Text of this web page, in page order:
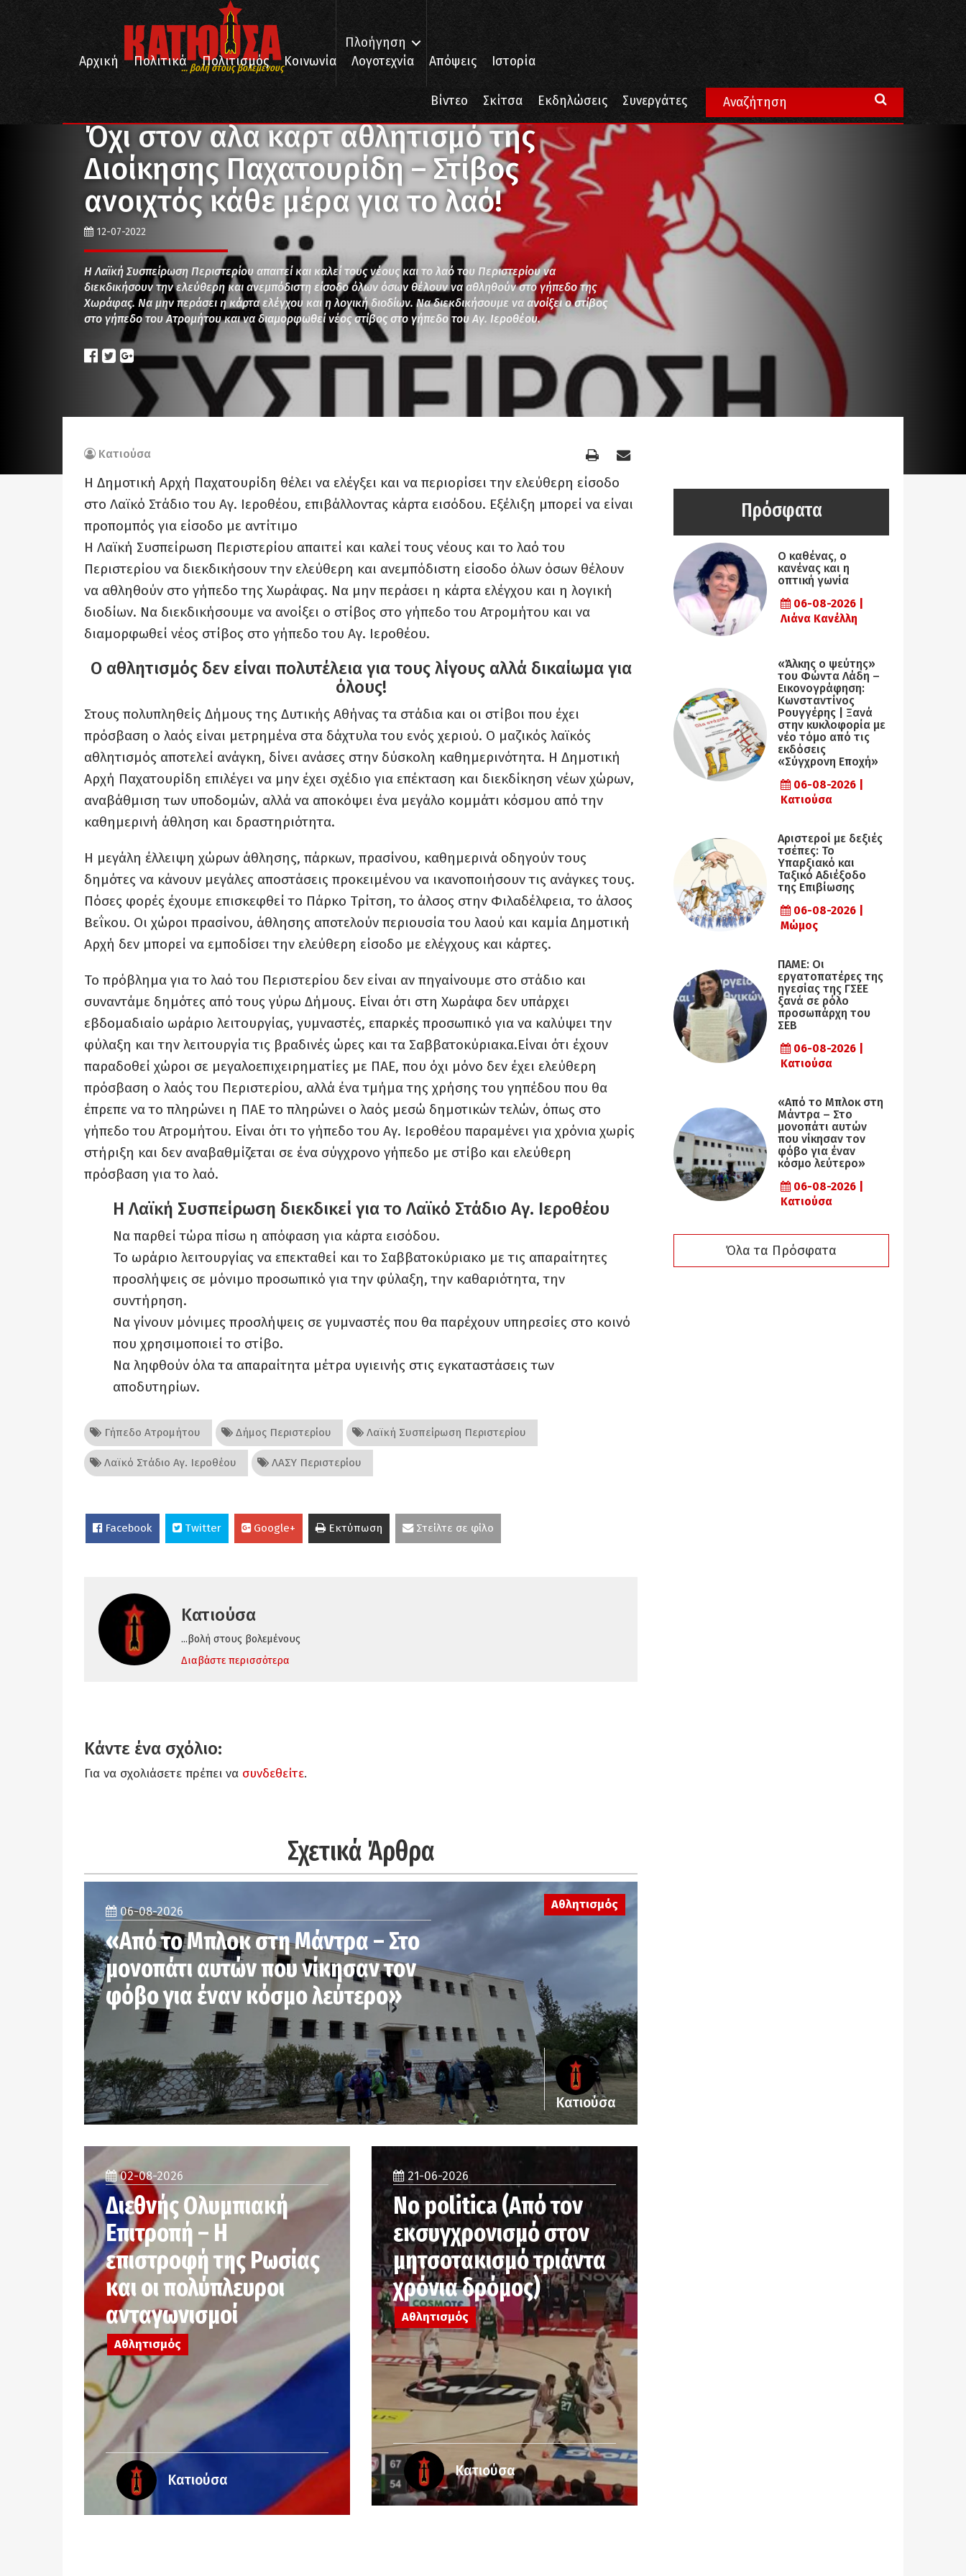
... βολή στους βολεμένους
Πλοήγηση
Αρχική
Πολιτικά Πολιτισμός Κοινωνία Λογοτεχνία Απόψεις Ιστορία
Βίντεο Σκίτσα Εκδηλώσεις Συνεργάτες
Αθλητισμός Όχι στον αλα καρτ αθλητισμό της Διοίκησης Παχατουρίδη – Στίβος ανοιχτός κάθε μέρα για το λαό!
Όχι στον αλα καρτ αθλητισμό της
Διοίκησης Παχατουρίδη – Στίβος
ανοιχτός κάθε μέρα για το λαό!
12-07-2022
Η Λαϊκή Συσπείρωση Περιστερίου απαιτεί και καλεί τους νέους και το λαό του Περιστερίου να
διεκδικήσουν την ελεύθερη και ανεμπόδιστη είσοδο όλων όσων θέλουν να αθληθούν στο γήπεδο της
Χωράφας. Να μην περάσει η κάρτα ελέγχου και η λογική διοδίων. Να διεκδικήσουμε να ανοίξει ο στίβος
στο γήπεδο του Ατρομήτου και να διαμορφωθεί νέος στίβος στο γήπεδο του Αγ. Ιεροθέου.
Κατιούσα
H Δημοτική Αρχή Παχατουρίδη θέλει να ελέγξει και να περιορίσει την ελεύθερη είσοδο
στο Λαϊκό Στάδιο του Αγ. Ιεροθέου, επιβάλλοντας κάρτα εισόδου. Εξέλιξη μπορεί να είναι
προπομπός για είσοδο με αντίτιμο
Η Λαϊκή Συσπείρωση Περιστερίου απαιτεί και καλεί τους νέους και το λαό του
Περιστερίου να διεκδικήσουν την ελεύθερη και ανεμπόδιστη είσοδο όλων όσων θέλουν
να αθληθούν στο γήπεδο της Χωράφας. Να μην περάσει η κάρτα ελέγχου και η λογική
διοδίων. Να διεκδικήσουμε να ανοίξει ο στίβος στο γήπεδο του Ατρομήτου και να
διαμορφωθεί νέος στίβος στο γήπεδο του Αγ. Ιεροθέου.
Ο αθλητισμός δεν είναι πολυτέλεια για τους λίγους αλλά δικαίωμα για
όλους!
Στους πολυπληθείς Δήμους της Δυτικής Αθήνας τα στάδια και οι στίβοι που έχει
πρόσβαση ο λαός είναι μετρημένα στα δάχτυλα του ενός χεριού. Ο μαζικός λαϊκός
αθλητισμός αποτελεί ανάγκη, δίνει ανάσες στην δύσκολη καθημερινότητα. Η Δημοτική
Αρχή Παχατουρίδη επιλέγει να μην έχει σχέδιο για επέκταση και διεκδίκηση νέων χώρων,
αναβάθμιση των υποδομών, αλλά να αποκόψει ένα μεγάλο κομμάτι κόσμου από την
καθημερινή άθληση και δραστηριότητα.
Η μεγάλη έλλειψη χώρων άθλησης, πάρκων, πρασίνου, καθημερινά οδηγούν τους
δημότες να κάνουν μεγάλες αποστάσεις προκειμένου να ικανοποιήσουν τις ανάγκες τους.
Πόσες φορές έχουμε επισκεφθεί το Πάρκο Τρίτση, το άλσος στην Φιλαδέλφεια, το άλσος
Βεΐκου. Οι χώροι πρασίνου, άθλησης αποτελούν περιουσία του λαού και καμία Δημοτική
Αρχή δεν μπορεί να εμποδίσει την ελεύθερη είσοδο με ελέγχους και κάρτες.
Το πρόβλημα για το λαό του Περιστερίου δεν είναι αν πηγαίνουμε στο στάδιο και
συναντάμε δημότες από τους γύρω Δήμους. Είναι ότι στη Χωράφα δεν υπάρχει
εβδομαδιαίο ωράριο λειτουργίας, γυμναστές, επαρκές προσωπικό για να καλύψει την
φύλαξη και την λειτουργία τις βραδινές ώρες και τα Σαββατοκύριακα.Είναι ότι έχουν
παραδοθεί χώροι σε μεγαλοεπιχειρηματίες με ΠΑΕ, που όχι μόνο δεν έχει ελεύθερη
πρόσβαση ο λαός του Περιστερίου, αλλά ένα τμήμα της χρήσης του γηπέδου που θα
έπρεπε να το πληρώνει η ΠΑΕ το πληρώνει ο λαός μεσώ δημοτικών τελών, όπως στο
γήπεδο του Ατρομήτου. Είναι ότι το γήπεδο του Αγ. Ιεροθέου παραμένει για χρόνια χωρίς
στήριξη και δεν αναβαθμίζεται σε ένα σύγχρονο γήπεδο με στίβο και ελεύθερη
πρόσβαση για το λαό.
Η Λαϊκή Συσπείρωση διεκδικεί για το Λαϊκό Στάδιο Αγ. Ιεροθέου
Να παρθεί τώρα πίσω η απόφαση για κάρτα εισόδου.
Το ωράριο λειτουργίας να επεκταθεί και το Σαββατοκύριακο με τις απαραίτητες
προσλήψεις σε μόνιμο προσωπικό για την φύλαξη, την καθαριότητα, την
συντήρηση.
Να γίνουν μόνιμες προσλήψεις σε γυμναστές που θα παρέχουν υπηρεσίες στο κοινό
που χρησιμοποιεί το στίβο.
Να ληφθούν όλα τα απαραίτητα μέτρα υγιεινής στις εγκαταστάσεις των
αποδυτηρίων.
Γήπεδο Ατρομήτου Δήμος Περιστερίου Λαϊκή Συσπείρωση Περιστερίου
Λαϊκό Στάδιο Αγ. Ιεροθέου ΛΑΣΥ Περιστερίου
Facebook Twitter Google+ Εκτύπωση Στείλτε σε φίλο
Κατιούσα
...βολή στους βολεμένους
Διαβάστε περισσότερα
Κάντε ένα σχόλιο:
Για να σχολιάσετε πρέπει να συνδεθείτε.
Σχετικά Άρθρα
Αθλητισμός
06-08-2026
«Από το Μπλοκ στη Μάντρα – Στο
μονοπάτι αυτών που νίκησαν τον
φόβο για έναν κόσμο λεύτερο»
Κατιούσα
02-08-2026
Διεθνής Ολυμπιακή
Επιτροπή – Η
επιστροφή της Ρωσίας
και οι πολύπλευροι
ανταγωνισμοί
Αθλητισμός
Κατιούσα
21-06-2026
No politica (Από τον
εκσυγχρονισμό στον
μητσοτακισμό τριάντα
χρόνια δρόμος)
Αθλητισμός
Κατιούσα
Πρόσφατα
Ο καθένας, ο
κανένας και η
οπτική γωνία
06-08-2026 |
Λιάνα Κανέλλη
«Άλκης ο ψεύτης»
του Φώντα Λάδη –
Εικονογράφηση:
Κωνσταντίνος
Ρουγγέρης | Ξανά
στην κυκλοφορία με
νέο τόμο από τις
εκδόσεις
«Σύγχρονη Εποχή»
06-08-2026 |
Κατιούσα
Αριστεροί με δεξιές
τσέπες: Το
Υπαρξιακό και
Ταξικό Αδιέξοδο
της Επιβίωσης
06-08-2026 |
Μώμος
ΠΑΜΕ: Οι
εργατοπατέρες της
ηγεσίας της ΓΣΕΕ
ξανά σε ρόλο
προσωπάρχη του
ΣΕΒ
06-08-2026 |
Κατιούσα
«Από το Μπλοκ στη
Μάντρα – Στο
μονοπάτι αυτών
που νίκησαν τον
φόβο για έναν
κόσμο λεύτερο»
06-08-2026 |
Κατιούσα
Όλα τα Πρόσφατα